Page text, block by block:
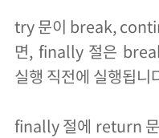
try 문이 break,
면, finally 절은
실행 직전에 실행됩니
finally 절에 return 문